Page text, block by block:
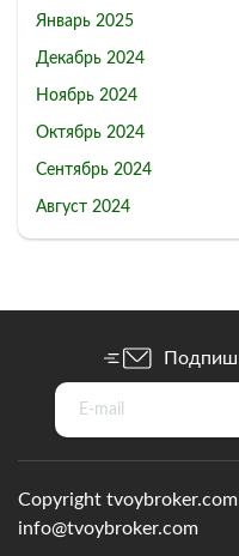
Январь 2025
Декабрь 2024
Ноябрь 2024
Октябрь 2024
Сентябрь 2024
Август 2024
Copyright
info@tvoybroker.com